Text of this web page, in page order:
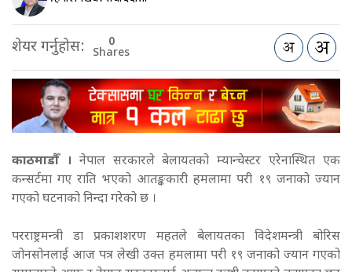
शेयर गर्नुहोस: 0
Shares
काठमाडौँ । नेपाल सरकारले बेलायतको म्यान्चेस्टर एरेनास्थित एक
कन्सर्टमा गए राति भएको आतङ्ककारी हमलामा परी १९ जनाको ज्यान
गएको घटनाको निन्दा गरेको छ ।
परराष्ट्रमन्त्री डा प्रकाशशरण महतले बेलायतका विदेशमन्त्री बोरिस
जोनसोनलाई आज पत्र लेखी उक्त हमलामा परी १९ जनाको ज्यान गएको